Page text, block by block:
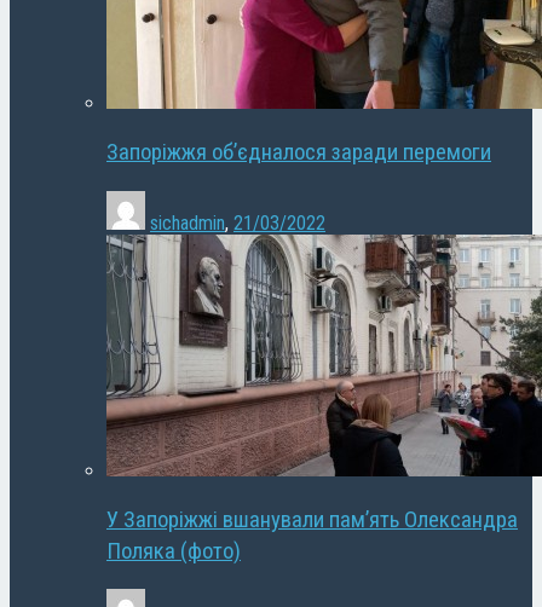
Запоріжжя об’єдналося заради перемоги
sichadmin, 21/03/2022
У Запоріжжі вшанували пам’ять Олександра
Поляка (фото)